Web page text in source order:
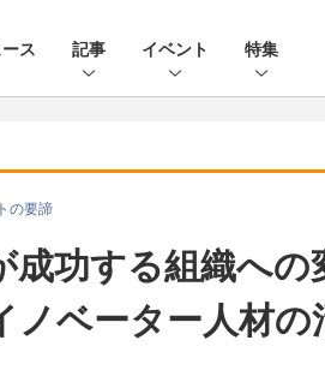
ス 記事 イベント 特集
の要諦
成功する組織へ
ノベーター人材